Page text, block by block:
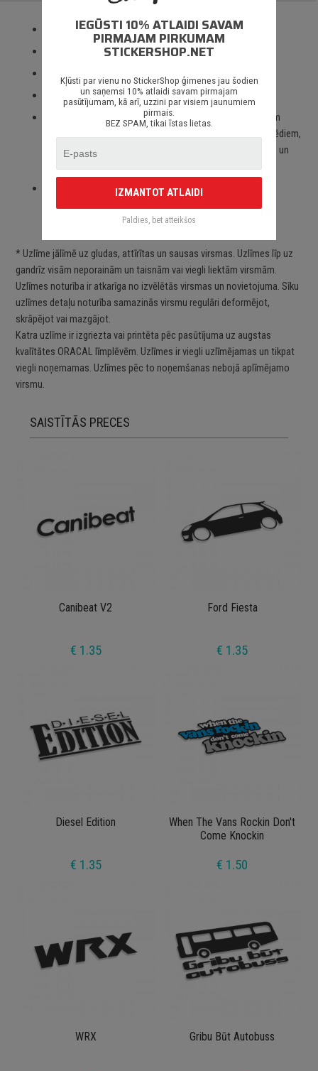
Izmantotas tikai augstas kvalitātes ORACAL līmplēves;
100% mitrumizturība;
Spēcīgs līmes slānis;
Paredzēts priekš auto stikliem, virsbūves daļām, krāsotām
virsmām, portatīvajiem/stacionārajiem datoriem, velosipēdiem,
motocikliem un motorolleriem, kā arī visām citām gludām un
Piegāde Latvijā un citviet pasaulē bez jebkādiem
ierobežojumiem.
* Uzlīme jālīmē uz gludas, attīrītas un sausas virsmas. Uzlīmes līp uz
gandrīz visām neporainām un taisnām vai viegli liektām virsmām.
Uzlīmes noturība ir atkarīga no izvēlētās virsmas un novietojuma. Sīku
uzlīmes detaļu noturība samazinās virsmu regulāri deformējot,
skrāpējot vai mazgājot.
Katra uzlīme ir izgriezta vai printēta pēc pasūtījuma uz augstas
kvalītātes ORACAL līmplēvēm. Uzlīmes ir viegli uzlīmējamas un tikpat
viegli noņemamas. Uzlīmes pēc to noņemšanas nebojā aplīmējamo
virsmu.
SAISTĪTĀS PRECES
Canibeat V2
€ 1.35
Ford Fiesta
€ 1.35
Diesel Edition
€ 1.35
When The Vans Rockin Don't
Come Knockin
€ 1.50
WRX Gribu Būt Autobuss
IEGŪSTI 10% ATLAIDI SAVAM
PIRMAJAM PIRKUMAM
STICKERSHOP.NET
Kļūsti par vienu no StickerShop ģimenes jau šodien
un saņemsi 10% atlaidi savam pirmajam
pasūtījumam, kā arī, uzzini par visiem jaunumiem
pirmais.
BEZ SPAM, tikai īstas lietas.
IZMANTOT ATLAIDI
Paldies, bet atteikšos